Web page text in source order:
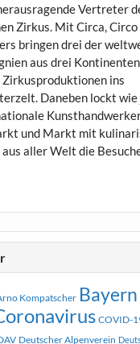
Vertreter
Zirkus. Mit Circa, Circo
bringen drei der
aus drei
ins
Daneben lockt wie
und Markt mit
aller Welt die
Kompatscher Bayern
COVID-
Deutscher Alpenverein